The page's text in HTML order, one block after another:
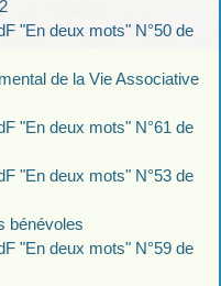
"En deux mots" N°50 de
de la Vie Associative
"En deux mots" N°61 de
"En deux mots" N°53 de
bénévoles
"En deux mots" N°59 de